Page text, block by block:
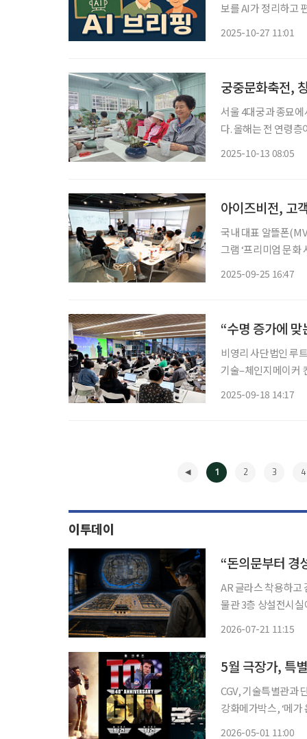
보를 AI가 정리하고 편집국 기
2025-10-27 11:01
궁중문화축전,
서울 4대궁과 종묘에
다. 올해는 전 연령
2025-10-13 08:05
아이즈비전, 고
국내 대표 알뜰폰
그램 ‘프리미엄 문화
2025-09-25 16:47
“수명 증가에
비영리 사단법인 루
기술–체인지메이커
2025-09-18 14:17
1 2 3 4
이투데이
“돈의문부터 경
AR 글라스 착용하고 걷기
물관 3층 상설전시
2026-07-21 11:15
5월 극장가, 특
CGV, 기술특별관과
강화메가박스, ‘메가 온리’로 희
2026-05-01 11:00